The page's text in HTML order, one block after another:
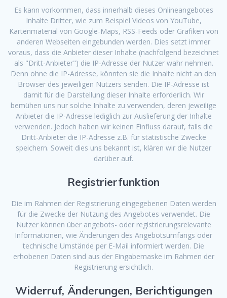
Es kann vorkommen, dass innerhalb dieses Onlineangebotes
Inhalte Dritter, wie zum Beispiel Videos von YouTube,
Kartenmaterial von Google-Maps, RSS-Feeds oder Grafiken von
anderen Webseiten eingebunden werden. Dies setzt immer
voraus, dass die Anbieter dieser Inhalte (nachfolgend bezeichnet
als "Dritt-Anbieter") die IP-Adresse der Nutzer wahr nehmen.
Denn ohne die IP-Adresse, könnten sie die Inhalte nicht an den
Browser des jeweiligen Nutzers senden. Die IP-Adresse ist
damit für die Darstellung dieser Inhalte erforderlich. Wir
bemühen uns nur solche Inhalte zu verwenden, deren jeweilige
Anbieter die IP-Adresse lediglich zur Auslieferung der Inhalte
verwenden. Jedoch haben wir keinen Einfluss darauf, falls die
Dritt-Anbieter die IP-Adresse z.B. für statistische Zwecke
speichern. Soweit dies uns bekannt ist, klären wir die Nutzer
darüber auf.
Registrierfunktion
Die im Rahmen der Registrierung eingegebenen Daten werden
für die Zwecke der Nutzung des Angebotes verwendet. Die
Nutzer können über angebots- oder registrierungsrelevante
Informationen, wie Änderungen des Angebotsumfangs oder
technische Umstände per E-Mail informiert werden. Die
erhobenen Daten sind aus der Eingabemaske im Rahmen der
Registrierung ersichtlich.
Widerruf, Änderungen, Berichtigungen